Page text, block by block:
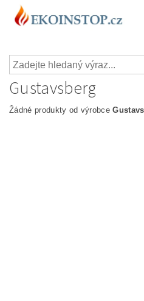
Gustavsberg
Žádné produkty od výrobce